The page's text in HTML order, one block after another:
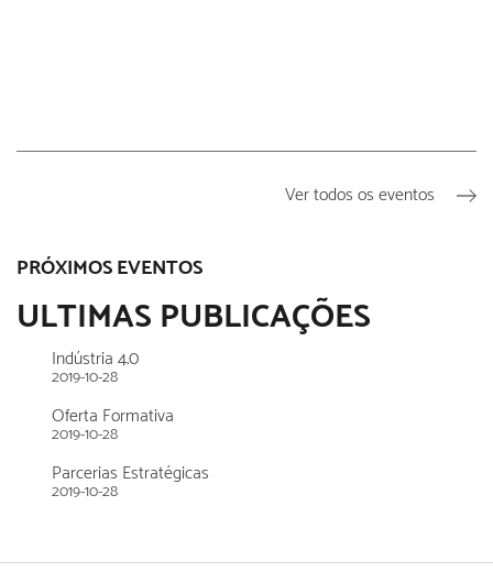
Ver todos os eventos
PRÓXIMOS EVENTOS
ULTIMAS PUBLICAÇÕES
Indústria 4.0
2019-10-28
Oferta Formativa
2019-10-28
Parcerias Estratégicas
2019-10-28